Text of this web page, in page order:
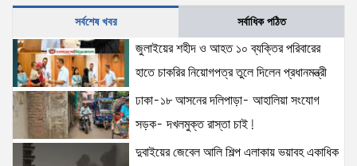
জুলাইয়ের শহীদ ও আহত ১০ ব্যক্তির পরিবারের হাতে চাকরির
নিয়োগপত্র তুলে দিলেন প্রধানমন্ত্রী
15 views |posted on August 8, 2026
আইনশৃঙ্খলা পরিস্থিতি সম্পূর্ণ নিয়ন্ত্রণে রয়েছে: স্বরাষ্ট্রমন্ত্রী
12 views |posted on August 3, 2026
সর্বশেষ খবর সর্বাধিক পঠিত
জুলাইয়ের শহীদ ও আহত ১০ ব্যক্তির পরিবারের
হাতে চাকরির নিয়োগপত্র তুলে দিলেন প্রধানমন্ত্রী
ঢাকা-১৮ আসনের দলিপাড়া- আহালিয়া সংযোগ
সড়ক- দখলমুক্ত রাস্তা চাই!
দুবাইয়ের জেবেল আলি শিল্প এলাকায় ভয়াবহ একাধিক